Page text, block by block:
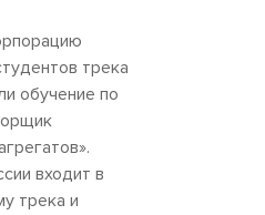
трека
обучение по
входит в
трека и